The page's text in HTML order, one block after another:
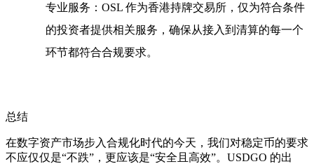
专业服务 ：OSL 作为香港持牌交易所，仅为符合条件
的投资者提供相关服务，确保从接入到清算的每一个
环节都符合合规要求。
总结
在数字资产市场步入合规化时代的今天，我们对稳定币的要求
不应仅仅是“不跌”，更应该是“安全且高效”。USDGO 的出